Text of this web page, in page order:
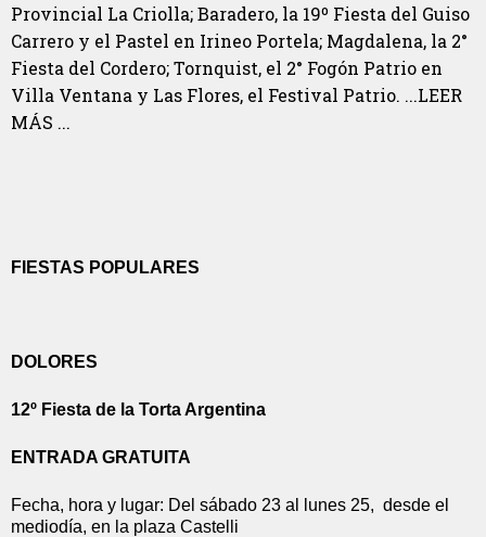
Provincial La Criolla; Baradero, la 19º Fiesta del Guiso
Carrero y el Pastel en Irineo Portela; Magdalena, la 2°
Fiesta del Cordero; Tornquist, el 2° Fogón Patrio en
Villa Ventana y Las Flores, el Festival Patrio. ...LEER
MÁS ...
FIESTAS POPULARES
DOLORES
12º Fiesta de la Torta Argentina
ENTRADA GRATUITA
Fecha, hora y lugar: Del sábado 23 al lunes 25,  desde el
mediodía, en la plaza Castelli